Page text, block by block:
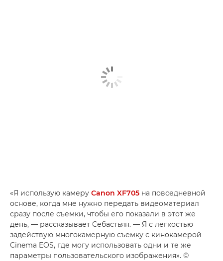
«Я использую камеру Canon XF705 на повседневной
основе, когда мне нужно передать видеоматериал
сразу после съемки, чтобы его показали в этот же
день, — рассказывает Себастьян. — Я с легкостью
задействую многокамерную съемку с кинокамерой
Cinema EOS, где могу использовать одни и те же
параметры пользовательского изображения». ©